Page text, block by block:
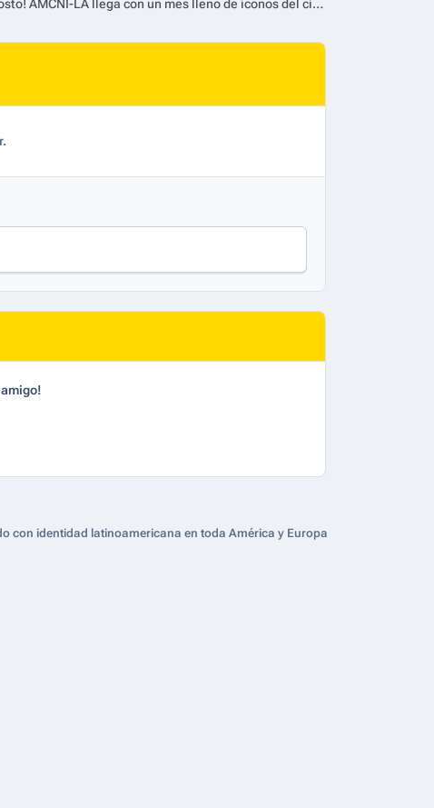
¡Bienvenido agosto! AMCNI-LA llega con un mes lleno de íconos del cine, dramas y emoción
amigo!
con identidad latinoamericana en toda América y Europa